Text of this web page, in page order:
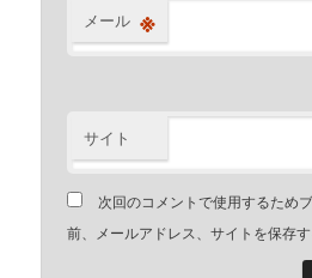
メール ※
サイト
次回のコメントで使用するため
前、メールアドレス、サイトを保存す